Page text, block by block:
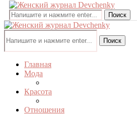
Поиск
Поиск
Главная
Мода
Красота
Отношения